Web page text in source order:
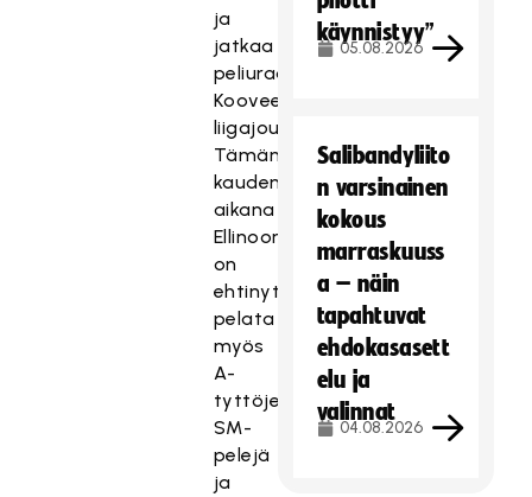
ja
jatkaa
peliuraa
Kooveen
liigajoukkueessa.
Tämän
kauden
aikana
Ellinoora
on
ehtinyt
pelata
myös
A-
tyttöjen
SM-
pelejä
ja
käynnistyy”
05.08.2026
Salibandyliito
n varsinainen
kokous
marraskuuss
a – näin
tapahtuvat
ehdokasasett
elu ja
valinnat
04.08.2026